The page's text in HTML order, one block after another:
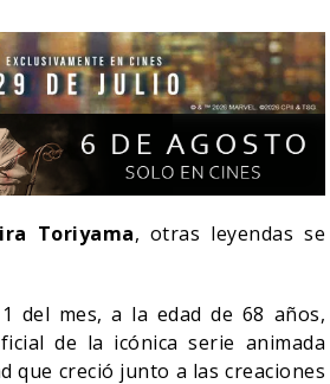
Toriyama, otras leyendas se
del mes, a la edad de 68 años,
de la icónica serie animada
que creció junto a las creaciones